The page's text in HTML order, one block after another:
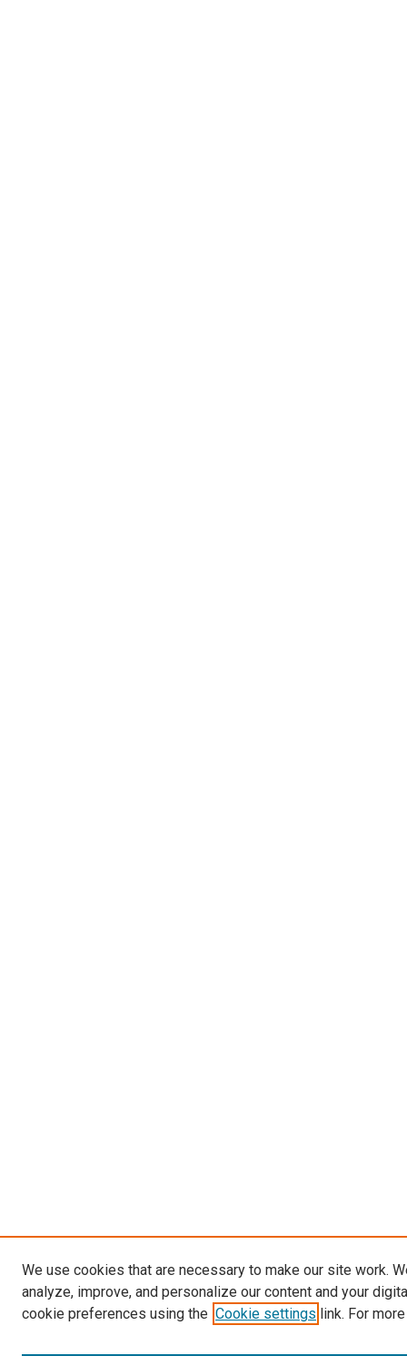
We use cookies that are necessary to make our site work.
analyze, improve, and personalize our content and your
cookie preferences using the Cookie settings link. For